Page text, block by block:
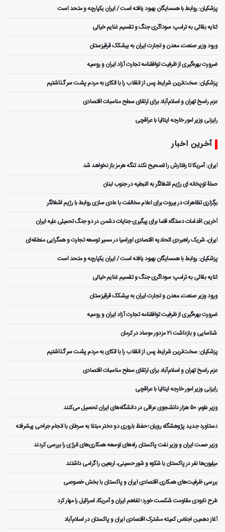
پزشکیان: روابط با همسایگان بهبود یافته است / ایران یکپارچه و متحد است
کنایه بقائی به ترامپ: سوداگری جنگ و تقسیم غنایم خیالی
ورود وزیر صنعت، معدن و تجارت ایران به بیشکک قرقیزستان
ضرورت بهره‌گیری از ظرفیت توافقنامه تجارت آزاد ایران و روسیه
پزشکیان: سخت‌ترین شرایط پس از انقلاب را با اتکای به مردم پشت سر گذاشتیم
عزم راسخ تهران و اسلام‌آباد برای ارتقای سطح مناسبات اقتصادی
رایزنی وزیر امور خارجه ایتالیا با عراقچی
آخرین اخبار
ایران: آمریکا تا رفتارش را تصحیح نکند تنگه هرمز باز نخواهد شد
حملۀ توپخانه ای رژیم اشغالگر به النبطیه در جنوب لبنان
برگزاری تظاهرات در بیروت برای اعلام مخالفت با عادی سازی روابط با رژیم اشغالگر
آخرین اقدامات دستگاه قضا برای پیگیری جنایات دشمن در دو جنگ تحمیلی علیه ایران
ایران، شریک راهبردی اتحادیه اقتصادی اوراسیا در مسیر توسعه تجارت و همگرایی منطقه‌ای
پزشکیان: روابط با همسایگان بهبود یافته است / ایران یکپارچه و متحد است
کنایه بقائی به ترامپ: سوداگری جنگ و تقسیم غنایم خیالی
ورود وزیر صنعت، معدن و تجارت ایران به بیشکک قرقیزستان
ضرورت بهره‌گیری از ظرفیت توافقنامه تجارت آزاد ایران و روسیه
️ شناسایی و بازداشت ۲۱ مزدور موساد در کرمان
پزشکیان: سخت‌ترین شرایط پس از انقلاب را با اتکای به مردم پشت سر گذاشتیم
عزم راسخ تهران و اسلام‌آباد برای ارتقای سطح مناسبات اقتصادی
رایزنی وزیر امور خارجه ایتالیا با عراقچی
وزیر علوم: ۵۰ هزار دانشجوی عراقی در دانشگاه‌های ایران تحصیل می‌کنند
دستاورد جدید پژوهشگاه رویان؛ حفظ باروری دو دختر مبتلا به سرطان با انجام جراحی پیشرفته
وزیر صمت ایران و وزیر نفت پاکستان راه‌های توسعه همکاری‌های انرژی را بررسی کردند
میلیون‌ها نفر در پاکستان با شکوه و شور حسینی، اربعین را گرامی داشتند
بررسی ظرفیت‌های همکاری اقتصادی ایران و پاکستان با بخش خصوصی
طرح نابودی مقاومت شکست خورد؛ تفاهم ایران و آمریکا، اسرائیل را مهار کرد
آغاز دهمین اجلاس کمیته مشترک اقتصادی ایران و پاکستان در اسلام‌آباد